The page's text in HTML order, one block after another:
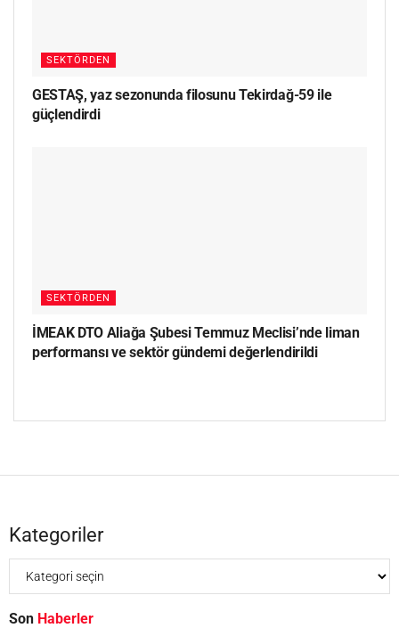
SEKTÖRDEN
GESTAŞ, yaz sezonunda filosunu Tekirdağ-59 ile
güçlendirdi
SEKTÖRDEN
İMEAK DTO Aliağa Şubesi Temmuz Meclisi’nde liman
performansı ve sektör gündemi değerlendirildi
Kategoriler
Son Haberler